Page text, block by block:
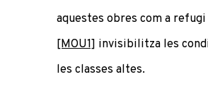
aquestes obres com a
[MOU1] invisibilitza les
les classes altes.